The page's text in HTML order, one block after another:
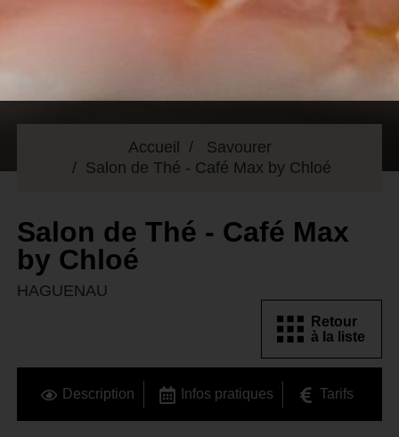
Accueil
Savourer
Salon de Thé - Café Max by Chloé
Salon de Thé - Café Max
by Chloé
HAGUENAU
Retour
à la liste
Description Infos pratiques Tarifs